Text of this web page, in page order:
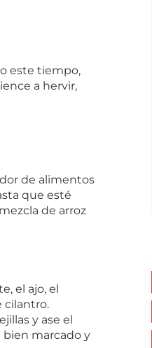
este tiempo,
a hervir,
de alimentos
que esté
de arroz
el ajo, el
cilantro.
y ase el
bien marcado y